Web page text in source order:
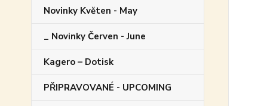
Novinky Květen - May
_ Novinky Červen - June
Kagero – Dotisk
PŘIPRAVOVANÉ - UPCOMING